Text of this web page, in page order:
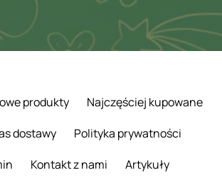
produkty
Najczęściej kupowane
dostawy
Polityka prywatności
Kontakt z nami Artykuły